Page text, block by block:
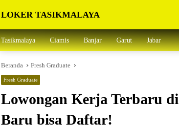
LOKER TASIKMALAYA
Lowongan
Kerja
dan
Sekitarna
Tasikmalaya Ciamis Banjar Garut Jabar
Beranda Fresh Graduate
Fresh Graduate
Lowongan Kerja Terbaru
Baru bisa Daftar!